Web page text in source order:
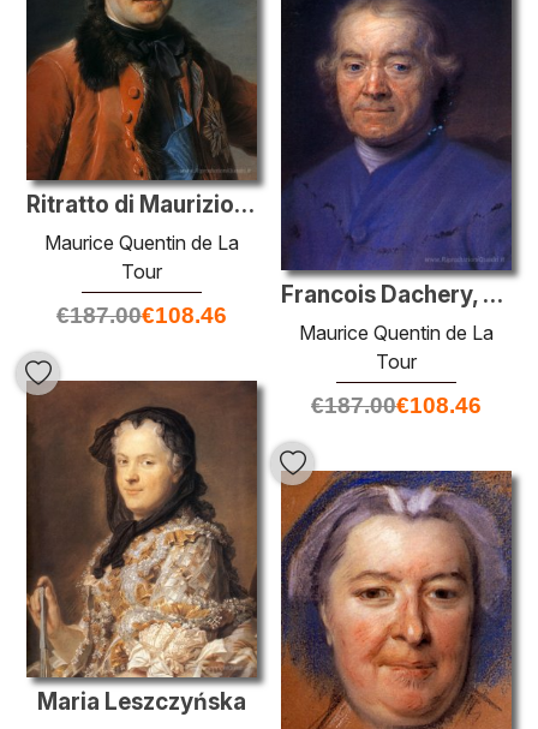
Ritratto di Maurizio di Sassonia
Maurice Quentin de La
Tour
€187.00€108.46
Francois Dachery, amico d'infanzia di Maurice Quentin de La Tour
Maurice Quentin de La
Tour
€187.00€108.46
Maria Leszczyńska